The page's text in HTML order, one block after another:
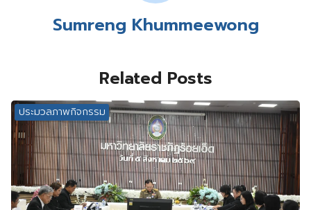
Sumreng Khummeewong
Related Posts
ประมวลภาพกิจกรรม